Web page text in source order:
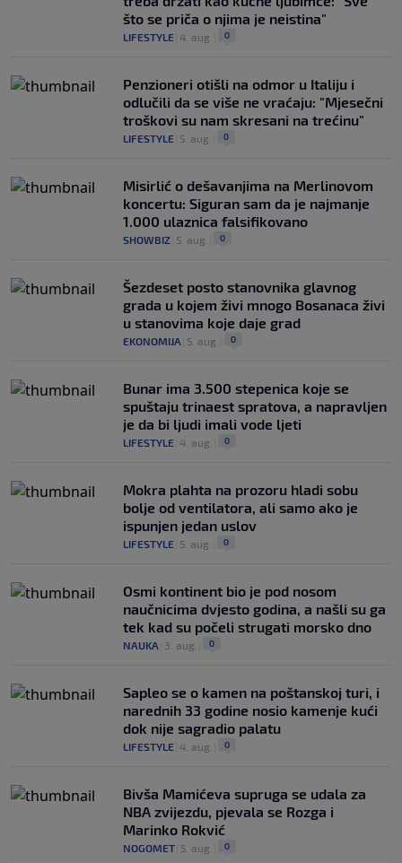
što se priča o njima je neistina"
LIFESTYLE 4. aug. 0
Penzioneri otišli na odmor u Italiju i
odlučili da se više ne vraćaju: "Mjesečni
troškovi su nam skresani na trećinu"
LIFESTYLE 5. aug. 0
Misirlić o dešavanjima na Merlinovom
koncertu: Siguran sam da je najmanje
1.000 ulaznica falsifikovano
SHOWBIZ 5. aug. 0
Šezdeset posto stanovnika glavnog
grada u kojem živi mnogo Bosanaca živi
u stanovima koje daje grad
EKONOMIJA 5. aug. 0
Bunar imа 3.500 stepenica koje se
spuštaju trinaest spratova, a napravljen
je da bi ljudi imali vode ljeti
LIFESTYLE 4. aug. 0
Mokra plahta na prozoru hladi sobu
bolje od ventilatora, ali samo ako je
ispunjen jedan uslov
LIFESTYLE 5. aug. 0
Osmi kontinent bio je pod nosom
naučnicima dvjesto godina, a našli su ga
tek kad su počeli strugati morsko dno
NAUKA 3. aug. 0
Saplео se o kamen na poštanskoj turi, i
narednih 33 godine nosio kamenje kući
dok nije sagradio palatu
LIFESTYLE 4. aug. 0
Bivša Mamićeva supruga se udala za
NBA zvijezdu, pjevala se Rozga i
Marinko Rokvić
NOGOMET 5. aug. 0